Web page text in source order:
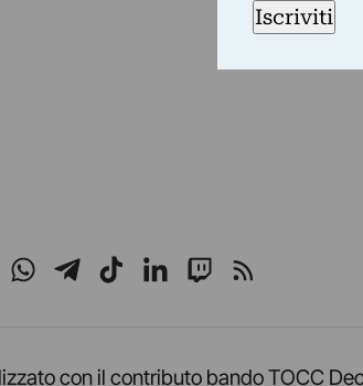
Instagram
su Xsu YouTube
Seguici su WhatsApp
Seguici su Telegram
Seguici su TikTok
Seguici su
Seguici su
Seguici su
con il contributo bando TOCC
Iscriviti